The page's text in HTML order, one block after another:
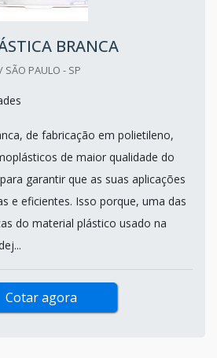
BRANCA
SÃO PAULO - SP
de fabricação em polietileno,
de maior qualidade do
garantir que as suas aplicações
e eficientes. Isso porque, uma das
do material plástico usado na
Cotar agora